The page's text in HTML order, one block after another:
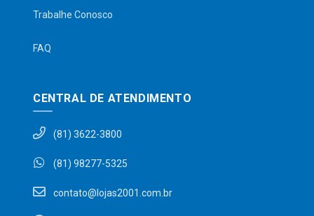
Trabalhe Conosco
FAQ
CENTRAL DE ATENDIMENTO
(81) 3622-3800
(81) 98277-5325
contato@lojas2001.com.br